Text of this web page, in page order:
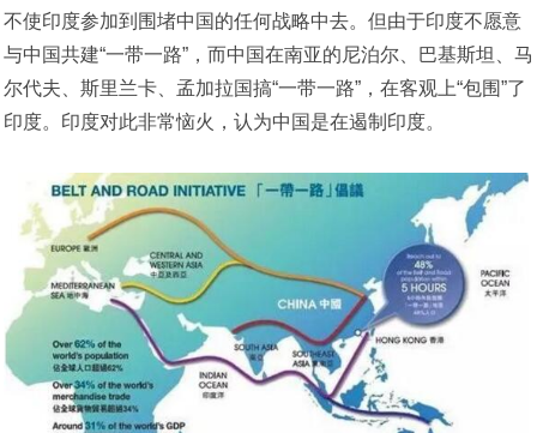
不使印度参加到围堵中国的任何战略中去。但由于印度不愿意
与中国共建“一带一路”，而中国在南亚的尼泊尔、巴基斯坦、马
尔代夫、斯里兰卡、孟加拉国搞“一带一路”，在客观上“包围”了
印度。印度对此非常恼火，认为中国是在遏制印度。